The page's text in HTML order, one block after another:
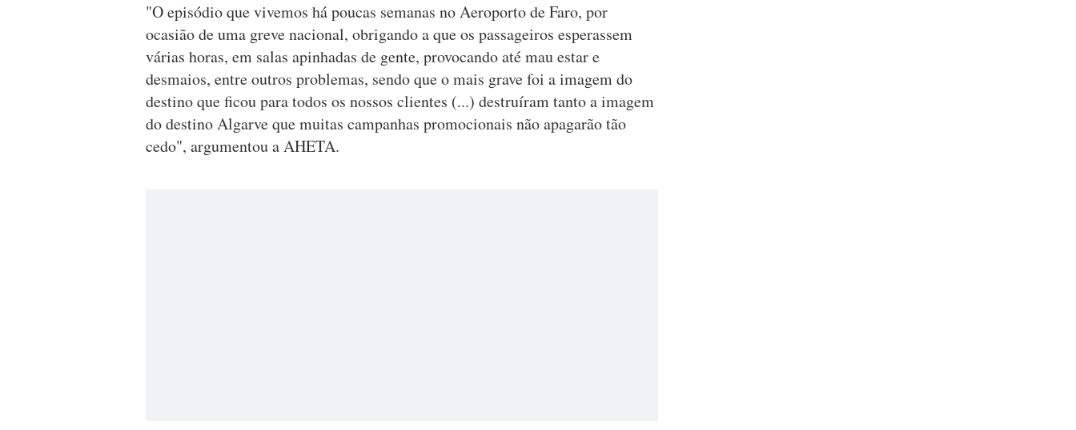
"O episódio que vivemos há poucas semanas no Aeroporto de Faro, por
ocasião de uma greve nacional, obrigando a que os passageiros esperassem
várias horas, em salas apinhadas de gente, provocando até mau estar e
desmaios, entre outros problemas, sendo que o mais grave foi a imagem do
destino que ficou para todos os nossos clientes (...) destruíram tanto a imagem
do destino Algarve que muitas campanhas promocionais não apagarão tão
cedo", argumentou a AHETA.